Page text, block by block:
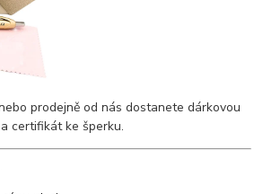
prodejně od nás dostanete dárkovou
certifikát ke šperku.